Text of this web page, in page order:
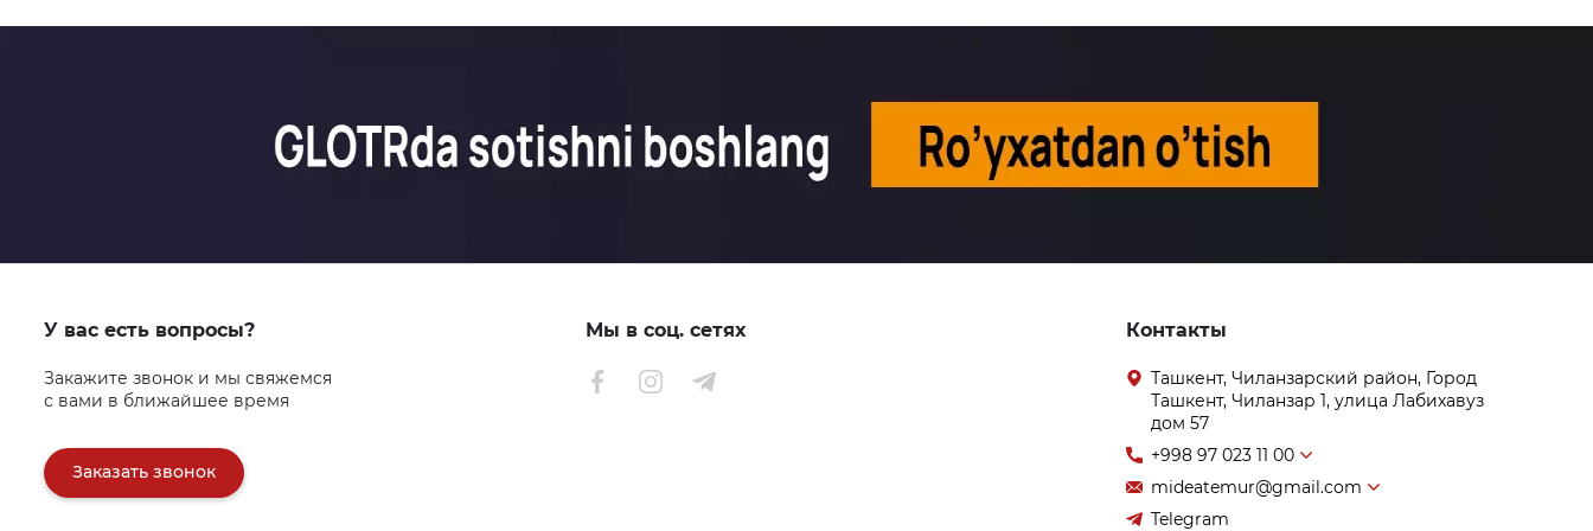
У вас есть вопросы?
Закажите звонок и мы свяжемся
с вами в ближайшее время
Заказать звонок
Мы в соц. сетях Контакты
Ташкент, Чиланзарский район, Город
Ташкент, Чиланзар 1, улица Лабихавуз
дом 57
+998 97 023 11 00
mideatemur@gmail.com
Telegram